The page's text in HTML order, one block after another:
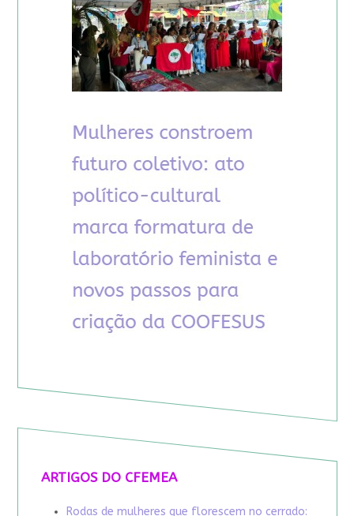
ARTIGOS DO CFEMEA
Rodas de mulheres que florescem no cerrado: